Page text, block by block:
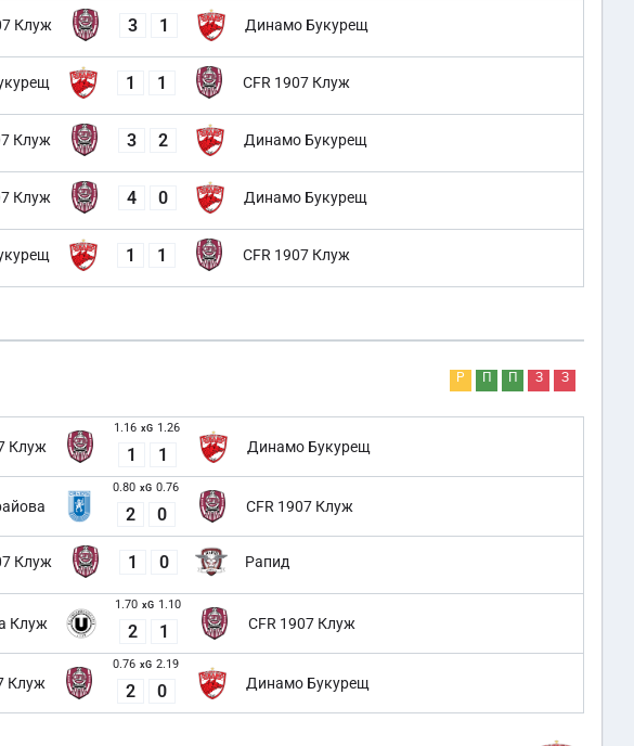
Клуж 3 1 Динамо Букурещ
1 1 CFR 1907 Клуж
Клуж 3 2 Динамо Букурещ
Клуж 4 0 Динамо Букурещ
1 1 CFR 1907 Клуж
Р П П З З
Клуж
1.16 xG 1.26
1 1 Динамо Букурещ
0.80 xG 0.76
2 0 CFR 1907 Клуж
Клуж 1 0 Рапид
Клуж
1.70 xG 1.10
2 1 CFR 1907 Клуж
Клуж
0.76 xG 2.19
2 0 Динамо Букурещ